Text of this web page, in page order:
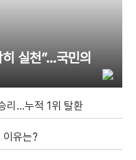
실천”…국민의
리…누적 1위 탈환
이유는?